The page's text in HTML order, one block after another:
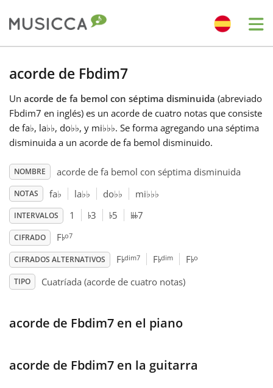
Български
Dansk
Deutsch
English
Español
acorde de Fbdim7
Un acorde de fa bemol con séptima disminuida (abreviado
Fbdim7 en inglés) es un acorde de cuatro notas que consiste
de fa♭, la♭♭, do♭♭, y mi♭♭♭. Se forma agregando una séptima
disminuida a un acorde de fa bemol disminuido.
NOMBRE acorde de fa bemol con séptima disminuida
NOTAS fa♭ la♭♭ do♭♭ mi♭♭♭
INTERVALOS 1 ♭3 ♭5 𝄫♭7
CIFRADO F♭o7
CIFRADOS ALTERNATIVOS F♭dim7 F♭dim F♭o
TIPO Cuatríada (acorde de cuatro notas)
acorde de Fbdim7 en el piano
acorde de Fbdim7 en la guitarra